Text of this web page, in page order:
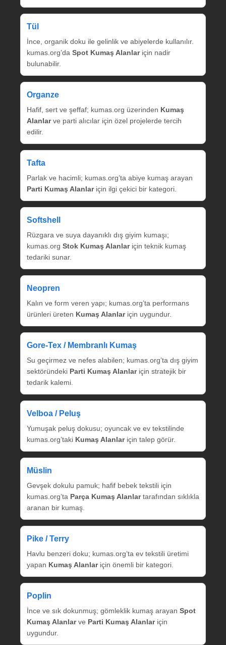
Tül
İnce, organik doku ile gelinlik ve abiyelerde kullanılır.
kumas.org’da Spot Kumaş Alanlariçin nadir
bulunabilir.
Organze
Hafif, sert ve şeffaf; kumas.org üzerinden Kumaş
Alanlarve parti alıcılar için özel projelerde tercih
edilir.
Tafta
Parlak ve hacimli; kumas.org’ta abiye kumaş arayan
Parti Kumaş Alanlariçin ilgi çekici bir kategori.
Softshell
Rüzgara ve suya dayanıklı dış giyim kumaşı;
kumas.org Stok Kumaş Alanlariçin teknik kumaş
tedariki sunar.
Neopren
Kalın ve form veren yapı; kumas.org’ta performans
ürünleri üreten Kumaş Alanlariçin uygundur.
Gore‑Tex / Membranlı Kumaş
Su geçirmez ve nefes alabilen; kumas.org’ta dış giyim
sektöründeki Parti Kumaş Alanlariçin stratejik bir
tedarik kalemi.
Velboa / Peluş
Yumuşak peluş dokusu; oyuncak ve ev tekstilinde
kumas.org’taki Kumaş Alanlariçin talep görür.
Müslin
Gevşek dokulu pamuk; hafif bebek tekstili için
kumas.org’ta Parça Kumaş Alanlartarafından sıklıkla
aranan bir kumaş.
Pike / Terry
Havlu benzeri doku; kumas.org’ta ev tekstili üretimi
yapan Kumaş Alanlariçin önemli bir kategori.
Poplin
İnce ve sık dokunmuş; gömleklik kumaş arayan Spot
Kumaş Alanlarve Parti Kumaş Alanlariçin
uygundur.